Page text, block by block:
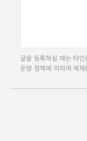
글을 등록하실 때는 타
운영 정책에 의하여 제